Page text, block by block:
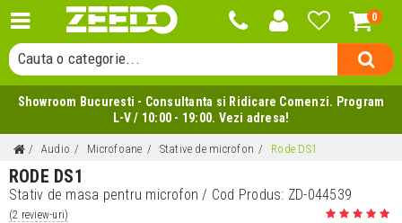
0
Cauta un produs...
Cauta o categorie...
Cauta un producator...
Cauta un produs...
Showroom Bucuresti - Consultanta si Ridicare Comenzi. Program
L-V / 10:00 - 19:00. Vezi adresa!
Audio Microfoane Stative de microfon Rode DS1
RODE DS1
Stativ de masa pentru microfon/ Cod Produs: ZD-044539
(2 review-uri)